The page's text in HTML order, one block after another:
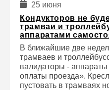
25 июня
Кондукторов не
трамваи и
аппаратами
В ближайшие две
трамваев и
валидаторы - аппараты
оплаты проезда».
пустовать в трамваях